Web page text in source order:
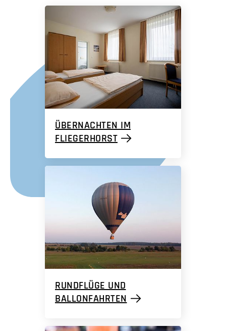
ÜBERNACHTEN IM
FLIEGERHORST
RUNDFLÜGE UND
BALLONFAHRTEN